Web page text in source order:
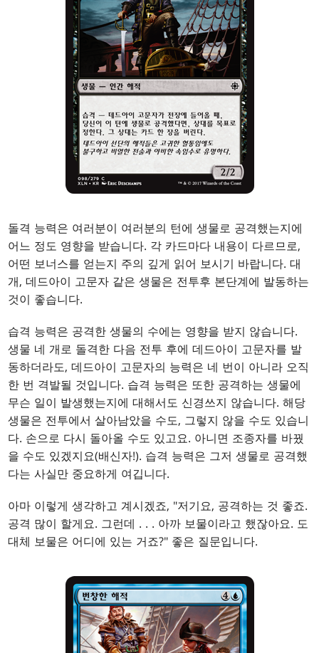
돌격 능력은 여러분이 여러분의 턴에 생물로 공격했는지에
어느 정도 영향을 받습니다. 각 카드마다 내용이 다르므로,
어떤 보너스를 얻는지 주의 깊게 읽어 보시기 바랍니다. 대
개, 데드아이 고문자 같은 생물은 전투후 본단계에 발동하는
것이 좋습니다.
습격 능력은 공격한 생물의 수에는 영향을 받지 않습니다.
생물 네 개로 돌격한 다음 전투 후에 데드아이 고문자를 발
동하더라도, 데드아이 고문자의 능력은 네 번이 아니라 오직
한 번 격발될 것입니다. 습격 능력은 또한 공격하는 생물에
무슨 일이 발생했는지에 대해서도 신경쓰지 않습니다. 해당
생물은 전투에서 살아남았을 수도, 그렇지 않을 수도 있습니
다. 손으로 다시 돌아올 수도 있고요. 아니면 조종자를 바꿨
을 수도 있겠지요(배신자!). 습격 능력은 그저 생물로 공격했
다는 사실만 중요하게 여깁니다.
아마 이렇게 생각하고 계시겠죠, "저기요, 공격하는 것 좋죠.
공격 많이 할게요. 그런데 . . . 아까 보물이라고 했잖아요. 도
대체 보물은 어디에 있는 거죠?" 좋은 질문입니다.